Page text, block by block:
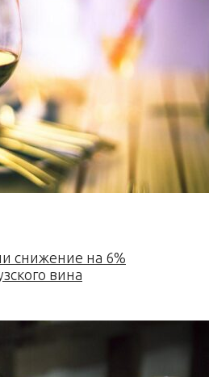
снижение на 6%
вина